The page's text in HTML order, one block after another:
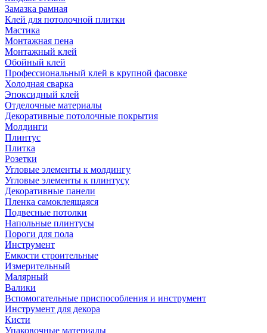
Замазка рамная
Клей для потолочной плитки
Мастика
Монтажная пена
Монтажный клей
Обойный клей
Профессиональный клей в крупной фасовке
Холодная сварка
Эпоксидный клей
Отделочные материалы
Декоративные потолочные покрытия
Молдинги
Плинтус
Плитка
Розетки
Угловые элементы к молдингу
Угловые элементы к плинтусу
Декоративные панели
Пленка самоклеящаяся
Подвесные потолки
Напольные плинтусы
Пороги для пола
Инструмент
Емкости строительные
Измерительный
Малярный
Валики
Вспомогательные приспособления и инструмент
Инструмент для декора
Кисти
Упаковочные материалы